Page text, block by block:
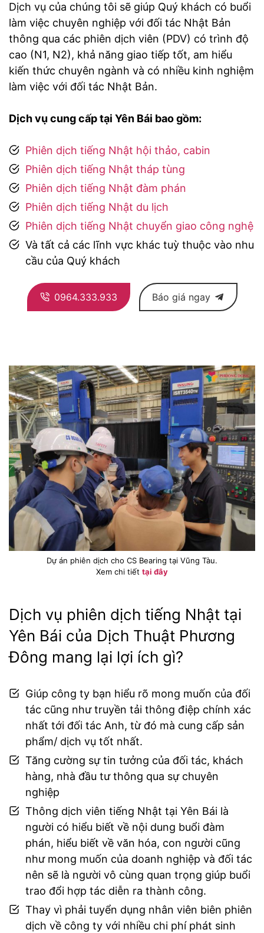
Dịch vụ của chúng tôi sẽ giúp Quý khách có buổi
làm việc chuyên nghiệp với đối tác Nhật Bản
thông qua các phiên dịch viên (PDV) có trình độ
cao (N1, N2), khả năng giao tiếp tốt, am hiểu
kiến thức chuyên ngành và có nhiều kinh nghiệm
làm việc với đối tác Nhật Bản.
Dịch vụ cung cấp tại Yên Bái bao gồm:
Phiên dịch tiếng Nhật hội thảo, cabin
Phiên dịch tiếng Nhật tháp tùng
Phiên dịch tiếng Nhật đàm phán
Phiên dịch tiếng Nhật du lịch
Phiên dịch tiếng Nhật chuyển giao công nghệ
Và tất cả các lĩnh vực khác tuỳ thuộc vào nhu
cầu của Quý khách
0964.333.933 Báo giá ngay
Dịch vụ phiên dịch tiếng Nhật tại
Yên Bái của Dịch Thuật Phương
Đông mang lại lợi ích gì?
Giúp công ty bạn hiểu rõ mong muốn của đối
tác cũng như truyền tải thông điệp chính xác
nhất tới đối tác Anh, từ đó mà cung cấp sản
phẩm/ dịch vụ tốt nhất.
Tăng cường sự tin tưởng của đối tác, khách
hàng, nhà đầu tư thông qua sự chuyên
nghiệp
Thông dịch viên tiếng Nhật tại Yên Bái là
người có hiểu biết về nội dung buổi đàm
phán, hiểu biết về văn hóa, con người cũng
như mong muốn của doanh nghiệp và đối tác
nên sẽ là người vô cùng quan trọng giúp buổi
trao đổi hợp tác diễn ra thành công.
Thay vì phải tuyển dụng nhân viên biên phiên
dịch về công ty với nhiều chi phí phát sinh
Dự án phiên dịch cho CS Bearing tại Vũng Tàu.
Xem chi tiết tại đây